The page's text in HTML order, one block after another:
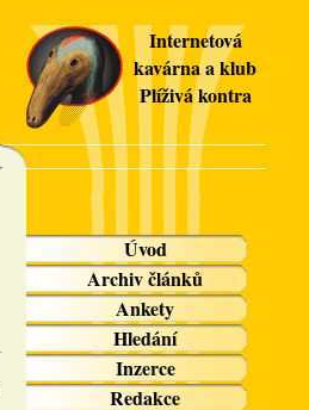
Internetová
kavárna a klub
Plíživá kontra
Úvod
Archiv článků
Ankety
Hledání
Inzerce
Redakce